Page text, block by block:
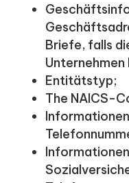
Briefe, falls
Entitätstyp;
The NAICS-